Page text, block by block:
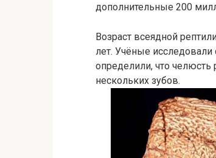
дополнительные 200
Возраст всеядной
лет. Учёные
определили, что челюсть
нескольких зубов.